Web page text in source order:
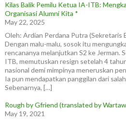
Kilas Balik Pemilu Ketua IA-ITB:
Organisasi Alumni Kita *
May 22, 2025
Oleh: Ardian Perdana Putra (Sekretaris
Dengan malu-malu, sosok itu
rencananya melanjutkan S2 ke Jerman.
ITB, memutuskan resign setelah 4
nasional demi mimpinya meneruskan
Ia pun mendapatkan panggilan dari
Sebenarnya, […]
Rough by Gfriend (translated by
May 19, 2021